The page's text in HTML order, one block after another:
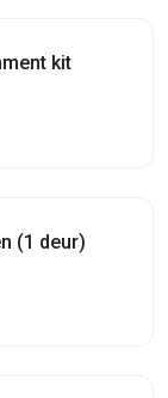
kit
(1 deur)